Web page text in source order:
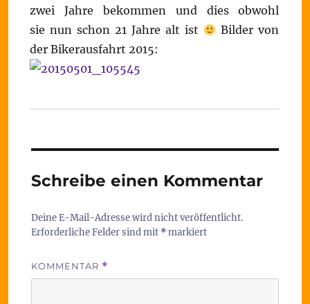
zwei Jahre bekommen und dies obwohl
sie nun schon 21 Jahre alt ist
Bilder von
der Bikerausfahrt 2015:
Schreibe einen Kommentar
Deine E-Mail-Adresse wird nicht veröffentlicht.
Erforderliche Felder sind mit *markiert
KOMMENTAR *